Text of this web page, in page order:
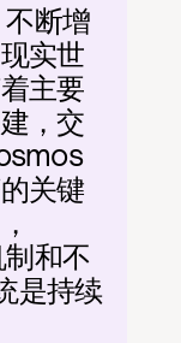
断增
实世
主要
，交
关键
和不
是持续